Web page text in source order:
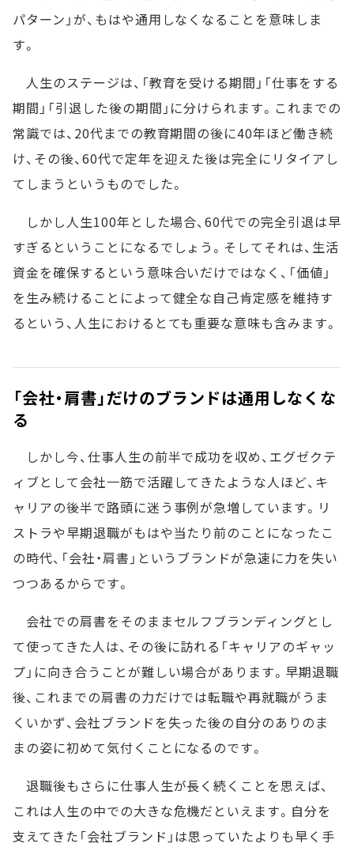
パターン」が、もはや通用しなくなることを意味しま
す。
人生のステージは、「教育を受ける期間」「仕事をする
期間」「引退した後の期間」に分けられます。これまでの
常識では、20代までの教育期間の後に40年ほど働き続
け、その後、60代で定年を迎えた後は完全にリタイアし
てしまうというものでした。
しかし人生100年とした場合、60代での完全引退は早
すぎるということになるでしょう。そしてそれは、生活
資金を確保するという意味合いだけではなく、「価値」
を生み続けることによって健全な自己肯定感を維持す
るという、人生におけるとても重要な意味も含みます。
「会社・肩書」だけのブランドは通用しなくな
る
しかし今、仕事人生の前半で成功を収め、エグゼクテ
ィブとして会社一筋で活躍してきたような人ほど、キ
ャリアの後半で路頭に迷う事例が急増しています。リ
ストラや早期退職がもはや当たり前のことになったこ
の時代、「会社・肩書」というブランドが急速に力を失い
つつあるからです。
会社での肩書をそのままセルフブランディングとし
て使ってきた人は、その後に訪れる「キャリアのギャッ
プ」に向き合うことが難しい場合があります。早期退職
後、これまでの肩書の力だけでは転職や再就職がうま
くいかず、会社ブランドを失った後の自分のありのま
まの姿に初めて気付くことになるのです。
退職後もさらに仕事人生が長く続くことを思えば、
これは人生の中での大きな危機だといえます。自分を
支えてきた「会社ブランド」は思っていたよりも早く手